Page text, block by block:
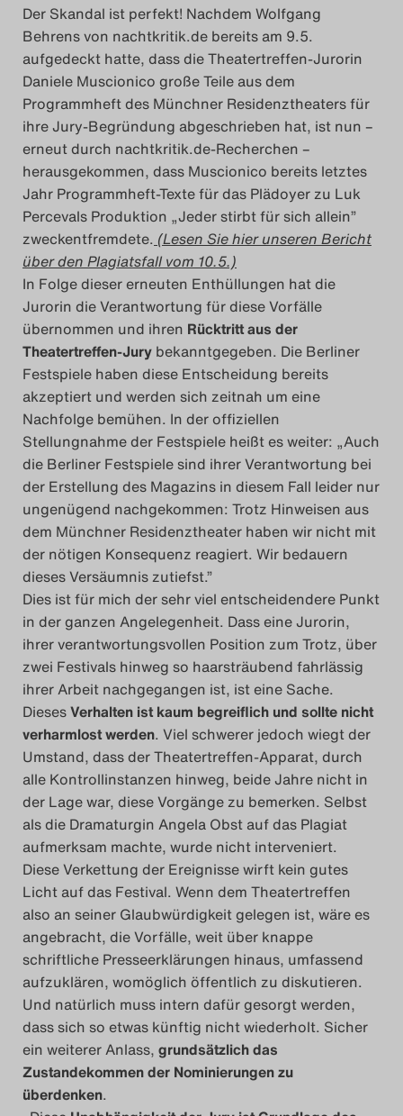
Das Theatertreffen-Blog
2019
Das Theatertreffen-Blog
2020
Das Theatertreffen-Blog
2021
Das Theatertreffen-Blog
2022
Das Theatertreffen-Blog
2023
Das Theatertreffen-Blog
2024
Das Theatertreffen-Blog
2025
Das Theatertreffen-Blog
Archiv
Impressum
Nutzungsbedingungen
Search
Der Skandal ist perfekt! Nachdem Wolfgang
Behrens von nachtkritik.de bereits am 9.5.
aufgedeckt hatte, dass die Theatertreffen-Jurorin
Daniele Muscionico große Teile aus dem
Programmheft des Münchner Residenztheaters für
ihre Jury-Begründung abgeschrieben hat, ist nun –
erneut durch nachtkritik.de-Recherchen –
herausgekommen, dass Muscionico bereits letztes
Jahr Programmheft-Texte für das Plädoyer zu Luk
Percevals Produktion „Jeder stirbt für sich allein”
zweckentfremdete. (Lesen Sie hier unseren Bericht
über den Plagiatsfall vom 10.5.)
In Folge dieser erneuten Enthüllungen hat die
Jurorin die Verantwortung für diese Vorfälle
übernommen und ihren Rücktritt aus der
Theatertreffen-Jury bekanntgegeben. Die Berliner
Festspiele haben diese Entscheidung bereits
akzeptiert und werden sich zeitnah um eine
Nachfolge bemühen. In der offiziellen
Stellungnahme der Festspiele heißt es weiter: „Auch
die Berliner Festspiele sind ihrer Verantwortung bei
der Erstellung des Magazins in diesem Fall leider nur
ungenügend nachgekommen: Trotz Hinweisen aus
dem Münchner Residenztheater haben wir nicht mit
der nötigen Konsequenz reagiert. Wir bedauern
dieses Versäumnis zutiefst.”
Dies ist für mich der sehr viel entscheidendere Punkt
in der ganzen Angelegenheit. Dass eine Jurorin,
ihrer verantwortungsvollen Position zum Trotz, über
zwei Festivals hinweg so haarsträubend fahrlässig
ihrer Arbeit nachgegangen ist, ist eine Sache.
DiesesVerhalten ist kaum begreiflich und sollte nicht
verharmlost werden. Viel schwerer jedoch wiegt der
Umstand, dass der Theatertreffen-Apparat, durch
alle Kontrollinstanzen hinweg, beide Jahre nicht in
der Lage war, diese Vorgänge zu bemerken. Selbst
als die Dramaturgin Angela Obst auf das Plagiat
aufmerksam machte, wurde nicht interveniert.
Diese Verkettung der Ereignisse wirft kein gutes
Licht auf das Festival. Wenn dem Theatertreffen
also an seiner Glaubwürdigkeit gelegen ist, wäre es
angebracht, die Vorfälle, weit über knappe
schriftliche Presseerklärungen hinaus, umfassend
aufzuklären, womöglich öffentlich zu diskutieren.
Und natürlich muss intern dafür gesorgt werden,
dass sich so etwas künftig nicht wiederholt. Sicher
ein weiterer Anlass, grundsätzlich das
Zustandekommen der Nominierungen zu
überdenken.